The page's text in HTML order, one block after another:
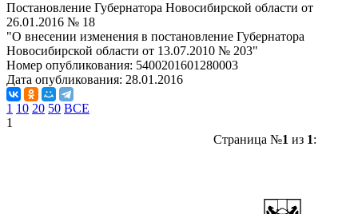
Постановление Губернатора Новосибирской области от
26.01.2016 № 18
"О внесении изменения в постановление Губернатора
Новосибирской области от 13.07.2010 № 203"
Номер опубликования: 5400201601280003
Дата опубликования: 28.01.2016
1 10 20 50 ВСЕ
1
Страница №1 из 1: